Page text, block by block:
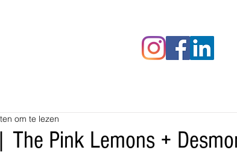
Pink Lemons +
om te lezen